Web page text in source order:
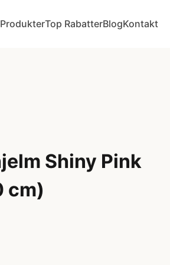
ProdukterTop RabatterBlogKontakt
Shiny Pink
cm)